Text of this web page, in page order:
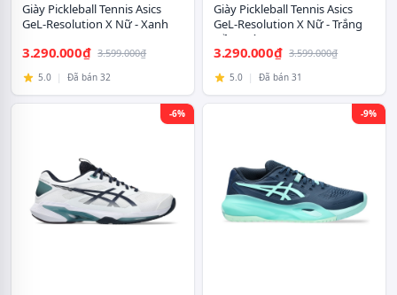
Giày Pickleball Tennis Asics
GeL-Resolution X Nữ - Xanh
3.290.000₫ 3.599.000₫
5.0 | Đã bán 32
Giày Pickleball Tennis Asics
GeL-Resolution X Nữ - Trắng
Hồng Tím
3.290.000₫ 3.599.000₫
5.0 | Đã bán 31
-6% -9%